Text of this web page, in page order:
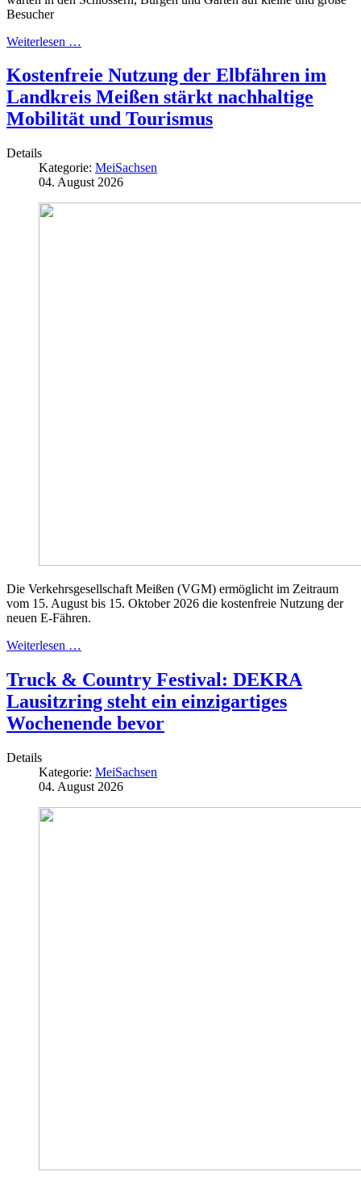
Besucher
Weiterlesen …
Kostenfreie Nutzung der Elbfähren im
Landkreis Meißen stärkt nachhaltige
Mobilität und Tourismus
Details
Kategorie: MeiSachsen
04. August 2026
Die Verkehrsgesellschaft Meißen (VGM) ermöglicht im Zeitraum
vom 15. August bis 15. Oktober 2026 die kostenfreie Nutzung der
neuen E-Fähren.
Weiterlesen …
Truck & Country Festival: DEKRA
Lausitzring steht ein einzigartiges
Wochenende bevor
Details
Kategorie: MeiSachsen
04. August 2026